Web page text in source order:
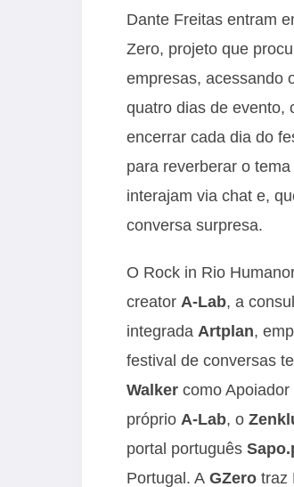
Dante Freitas entram
Zero, projeto que
empresas, acessando
quatro dias de evento,
encerrar cada dia do
para reverberar o
interajam via chat e,
conversa surpresa.
O Rock in Rio
creator A-Lab, a
integrada Artplan,
festival de conversas
Walker como
próprio A-Lab, o
portal português
Portugal. A GZero traz